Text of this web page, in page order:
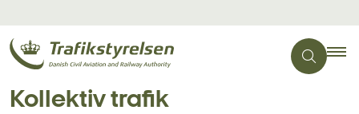
Kollektiv trafik